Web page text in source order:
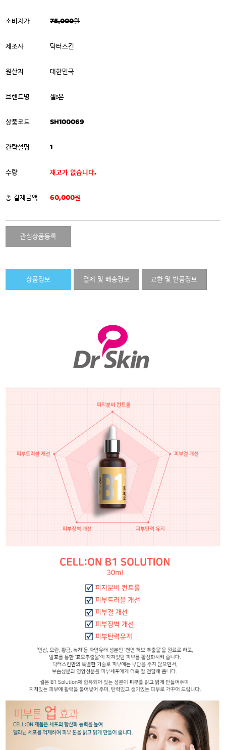
소비자가 75,000원
제조사 닥터스킨
원산지 대한민국
브렌드명 셀:온
상품코드 SH100069
간략설명 1
수량 재고가 없습니다.
총 결제금액 60,000원
관심상품등록
상품정보 결제 및 배송정보 교환 및 반품정보